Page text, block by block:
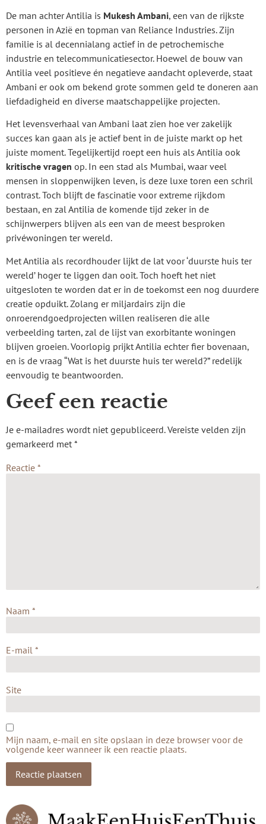
De man achter Antilia is Mukesh Ambani, een van de rijkste
personen in Azië en topman van Reliance Industries. Zijn
familie is al decennialang actief in de petrochemische
industrie en telecommunicatiesector. Hoewel de bouw van
Antilia veel positieve én negatieve aandacht opleverde, staat
Ambani er ook om bekend grote sommen geld te doneren aan
liefdadigheid en diverse maatschappelijke projecten.
Het levensverhaal van Ambani laat zien hoe ver zakelijk
succes kan gaan als je actief bent in de juiste markt op het
juiste moment. Tegelijkertijd roept een huis als Antilia ook
kritische vragen op. In een stad als Mumbai, waar veel
mensen in sloppenwijken leven, is deze luxe toren een schril
contrast. Toch blijft de fascinatie voor extreme rijkdom
bestaan, en zal Antilia de komende tijd zeker in de
schijnwerpers blijven als een van de meest besproken
privéwoningen ter wereld.
Met Antilia als recordhouder lijkt de lat voor ‘duurste huis ter
wereld’ hoger te liggen dan ooit. Toch hoeft het niet
uitgesloten te worden dat er in de toekomst een nog duurdere
creatie opduikt. Zolang er miljardairs zijn die
onroerendgoedprojecten willen realiseren die alle
verbeelding tarten, zal de lijst van exorbitante woningen
blijven groeien. Voorlopig prijkt Antilia echter fier bovenaan,
en is de vraag “Wat is het duurste huis ter wereld?” redelijk
eenvoudig te beantwoorden.
Geef een reactie
Je e-mailadres wordt niet gepubliceerd. Vereiste velden zijn
gemarkeerd met *
Reactie *
Naam *
E-mail *
Site
Mijn naam, e-mail en site opslaan in deze browser voor de
volgende keer wanneer ik een reactie plaats.